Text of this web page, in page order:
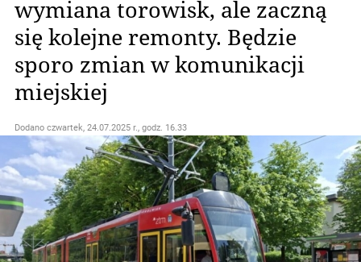
wymiana torowisk, ale zaczną
się kolejne remonty. Będzie
sporo zmian w komunikacji
miejskiej
Dodano czwartek, 24.07.2025 r., godz. 16.33